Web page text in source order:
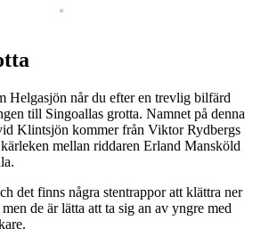
Helgasjön når du efter en trevlig bilfärd
till Singoallas grotta. Namnet på denna
Klintsjön kommer från Viktor Rydbergs
mellan riddaren Erland Mansköld
det finns några stentrappor att klättra ner
de är lätta att ta sig an av yngre med